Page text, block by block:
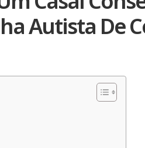
Autista De